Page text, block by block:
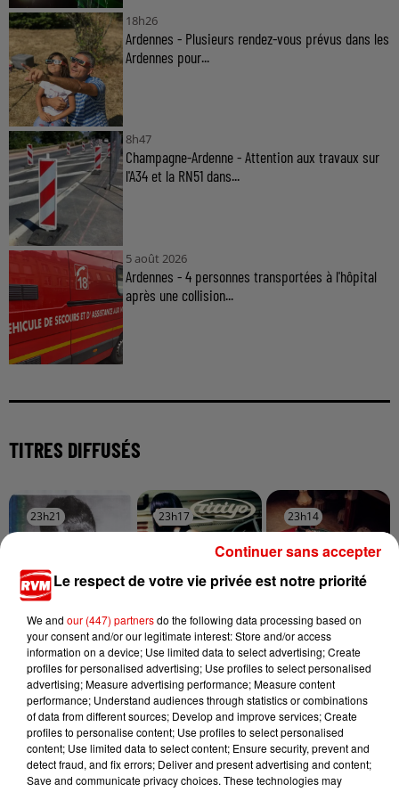
18h26
Ardennes - Plusieurs rendez-vous prévus dans les
Ardennes pour...
8h47
Champagne-Ardenne - Attention aux travaux sur
l'A34 et la RN51 dans...
5 août 2026
Ardennes - 4 personnes transportées à l'hôpital
après une collision...
TITRES DIFFUSÉS
23h21
23h21
TEDDY SWIMS
Mr Know It All
23h17
23h17
TITIYO
Come Along
23h14
23h14
Girlfriend
Le respect de votre vie privée est notre priorité
We and our (447) partnersdo the following data processing based on
your consent and/or our legitimate interest: Store and/or access
information on a device; Use limited data to select advertising; Create
profiles for personalised advertising; Use profiles to select personalised
advertising; Measure advertising performance; Measure content
performance; Understand audiences through statistics or combinations
of data from different sources; Develop and improve services; Create
profiles to personalise content; Use profiles to select personalised
content; Use limited data to select content; Ensure security, prevent and
detect fraud, and fix errors; Deliver and present advertising and content;
Save and communicate privacy choices. These technologies may
Continuer sans accepter